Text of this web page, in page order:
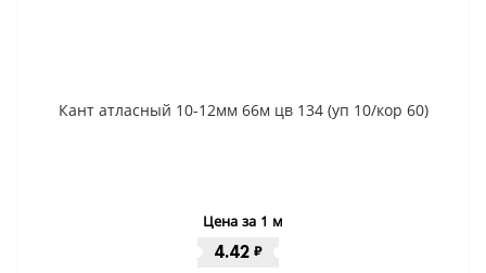
Кант атласный 10-12мм 66м цв 134 (уп 10/кор 60)
Цена за 1 м
4.42 ₽